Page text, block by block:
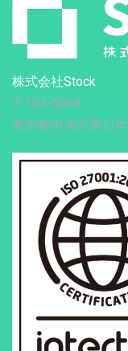
株式会社Stock
〒103-0004
東京都中央区東日